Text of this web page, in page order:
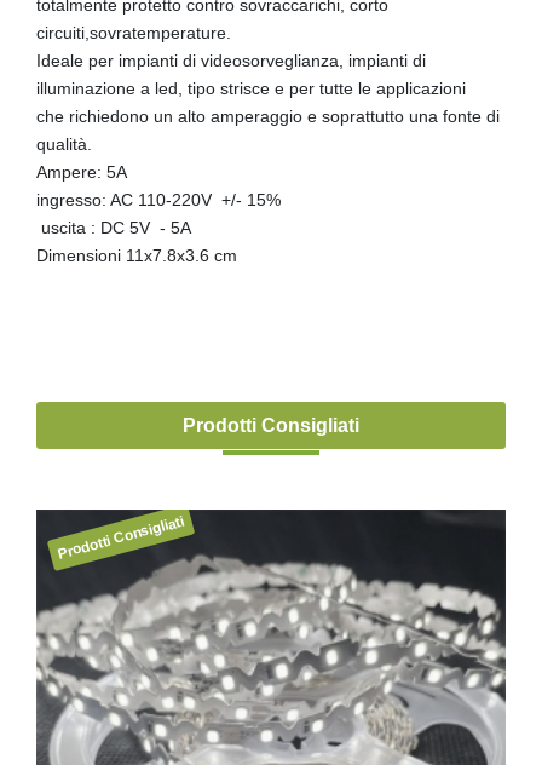
totalmente protetto contro sovraccarichi, corto
circuiti,sovratemperature.
Ideale per impianti di videosorveglianza, impianti di
illuminazione a led, tipo strisce e per tutte le applicazioni
che richiedono un alto amperaggio e soprattutto una fonte di
qualità.
Ampere: 5A
ingresso: AC 110-220V +/- 15%
uscita : DC 5V - 5A
Dimensioni 11x7.8x3.6 cm
Prodotti Consigliati